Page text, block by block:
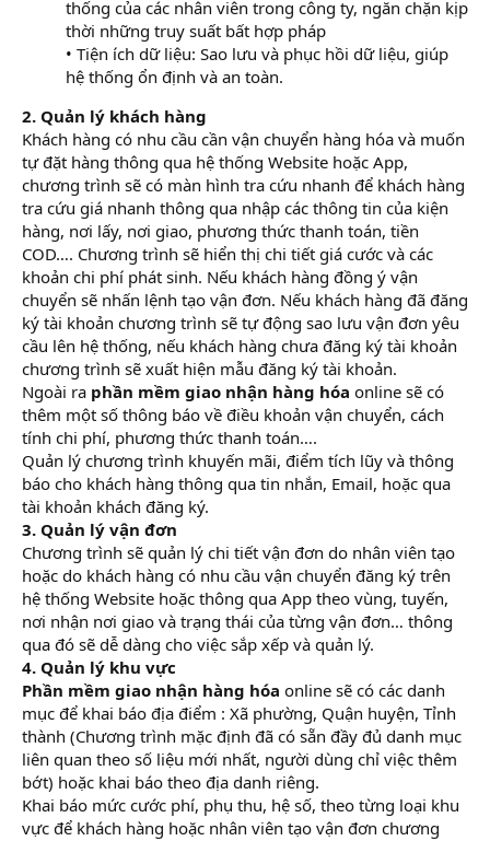
thống của các nhân viên trong công ty, ngăn chặn kịp
thời những truy suất bất hợp pháp
• Tiện ích dữ liệu: Sao lưu và phục hồi dữ liệu, giúp
hệ thống ổn định và an toàn.
2. Quản lý khách hàng
Khách hàng có nhu cầu cần vận chuyển hàng hóa và muốn
tự đặt hàng thông qua hệ thống Website hoặc App,
chương trình sẽ có màn hình tra cứu nhanh để khách hàng
tra cứu giá nhanh thông qua nhập các thông tin của kiện
hàng, nơi lấy, nơi giao, phương thức thanh toán, tiền
COD…. Chương trình sẽ hiển thị chi tiết giá cước và các
khoản chi phí phát sinh. Nếu khách hàng đồng ý vận
chuyển sẽ nhấn lệnh tạo vận đơn. Nếu khách hàng đã đăng
ký tài khoản chương trình sẽ tự động sao lưu vận đơn yêu
cầu lên hệ thống, nếu khách hàng chưa đăng ký tài khoản
chương trình sẽ xuất hiện mẫu đăng ký tài khoản.
Ngoài ra phần mềm giao nhận hàng hóa online sẽ có
thêm một số thông báo về điều khoản vận chuyển, cách
tính chi phí, phương thức thanh toán….
Quản lý chương trình khuyến mãi, điểm tích lũy và thông
báo cho khách hàng thông qua tin nhắn, Email, hoặc qua
tài khoản khách đăng ký.
3. Quản lý vận đơn
Chương trình sẽ quản lý chi tiết vận đơn do nhân viên tạo
hoặc do khách hàng có nhu cầu vận chuyển đăng ký trên
hệ thống Website hoặc thông qua App theo vùng, tuyến,
nơi nhận nơi giao và trạng thái của từng vận đơn… thông
qua đó sẽ dễ dàng cho việc sắp xếp và quản lý.
4. Quản lý khu vực
Phần mềm giao nhận hàng hóa online sẽ có các danh
mục để khai báo địa điểm : Xã phường, Quận huyện, Tỉnh
thành (Chương trình mặc định đã có sẵn đầy đủ danh mục
liên quan theo số liệu mới nhất, người dùng chỉ việc thêm
bớt) hoặc khai báo theo địa danh riêng.
Khai báo mức cước phí, phụ thu, hệ số, theo từng loại khu
vực để khách hàng hoặc nhân viên tạo vận đơn chương